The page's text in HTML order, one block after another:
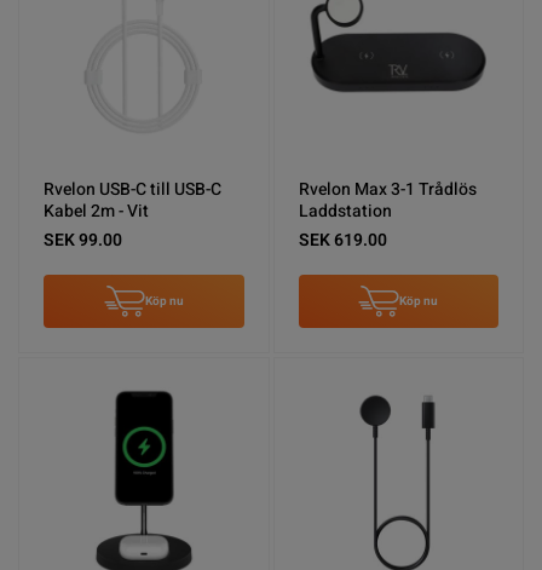
Rvelon USB-C till USB-C
Kabel 2m - Vit
SEK 99.00
Köp nu
Rvelon Max 3-1 Trådlös
Laddstation
SEK 619.00
Köp nu